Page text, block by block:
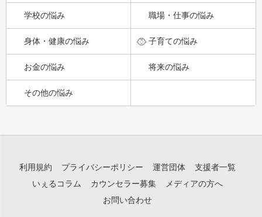
学校の悩み 職場・仕事の悩み
身体・健康の悩み 子育ての悩み
お金の悩み 将来の悩み
その他の悩み
利用規約 プライバシーポリシー 運営団体
支援者一覧
いぇるコラム
カウンセラー募集
メディアの方へ
お問い合わせ